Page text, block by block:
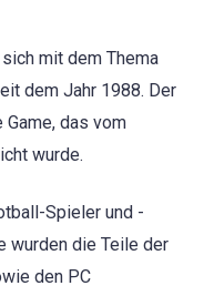
mit dem Thema
dem Jahr 1988. Der
das vom
wurde.
Spieler und -
wurden die Teile der
den PC